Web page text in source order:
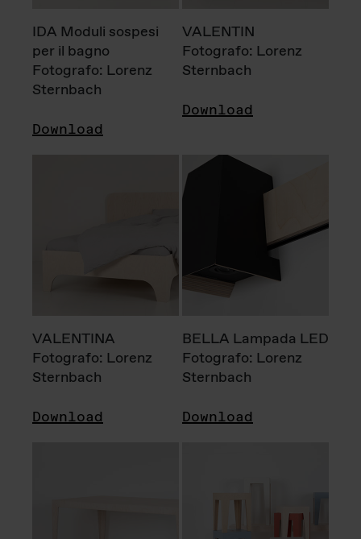
IDA Moduli sospesi
per il bagno
Fotografo: Lorenz
Sternbach
Download
VALENTIN
Fotografo: Lorenz
Sternbach
Download
VALENTINA
Fotografo: Lorenz
Sternbach
Download
BELLA Lampada LED
Fotografo: Lorenz
Sternbach
Download